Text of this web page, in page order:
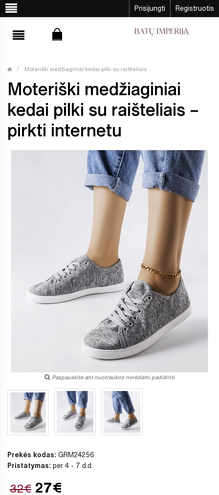
Prisijungti Registruotis
Moteriški medžiaginiai kedai pilki su raišteliais
Moteriški medžiaginiai
kedai pilki su raišteliais –
pirkti internetu
Paspauskite ant nuotraukos norėdami padidinti
Prekės kodas: GRM24256
Pristatymas: per 4 - 7 d.d.
32€ 27€